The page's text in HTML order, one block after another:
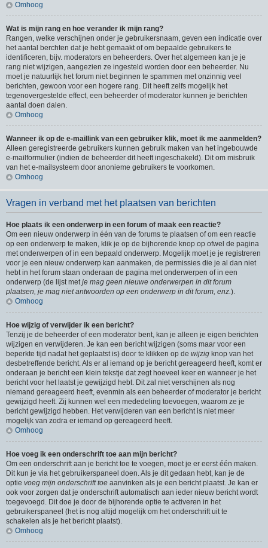
Omhoog
Wat is mijn rang en hoe verander ik mijn rang?
Rangen, welke verschijnen onder je gebruikersnaam, geven een indicatie over
het aantal berchten dat je hebt gemaakt of om bepaalde gebruikers te
identificeren, bijv. moderators en beheerders. Over het algemeen kan je je
rang niet wijzigen, aangezien ze ingesteld worden door een beheerder. Nu
moet je natuurlijk het forum niet beginnen te spammen met onzinnig veel
berichten, gewoon voor een hogere rang. Dit heeft zelfs mogelijk het
tegenovergestelde effect, een beheerder of moderator kunnen je berichten
aantal doen dalen.
Omhoog
Wanneer ik op de e-maillink van een gebruiker klik, moet ik me aanmelden?
Alleen geregistreerde gebruikers kunnen gebruik maken van het ingebouwde
e-mailformulier (indien de beheerder dit heeft ingeschakeld). Dit om misbruik
van het e-mailsysteem door anonieme gebruikers te voorkomen.
Omhoog
Vragen in verband met het plaatsen van berichten
Hoe plaats ik een onderwerp in een forum of maak een reactie?
Om een nieuw onderwerp in één van de forums te plaatsen of om een reactie
op een onderwerp te maken, klik je op de bijhorende knop op ofwel de pagina
met onderwerpen of in een bepaald onderwerp. Mogelijk moet je je registreren
voor je een nieuw onderwerp kan aanmaken, de permissies die je al dan niet
hebt in het forum staan onderaan de pagina met onderwerpen of in een
onderwerp (de lijst metje mag geen nieuwe onderwerpen in dit forum
plaatsen, je mag niet antwoorden op een onderwerp in dit forum, enz.).
Omhoog
Hoe wijzig of verwijder ik een bericht?
Tenzij je de beheerder of een moderator bent, kan je alleen je eigen berichten
wijzigen en verwijderen. Je kan een bericht wijzigen (soms maar voor een
beperkte tijd nadat het geplaatst is) door te klikken op de wijzig knop van het
desbetreffende bericht. Als er al iemand op je bericht gereageerd heeft, komt er
onderaan je bericht een klein tekstje dat zegt hoeveel keer en wanneer je het
bericht voor het laatst je gewijzigd hebt. Dit zal niet verschijnen als nog
niemand gereageerd heeft, evenmin als een beheerder of moderator je bericht
gewijzigd heeft. Zij kunnen wel een mededeling toevoegen, waarom ze je
bericht gewijzigd hebben. Het verwijderen van een bericht is niet meer
mogelijk van zodra er iemand op gereageerd heeft.
Omhoog
Hoe voeg ik een onderschrift toe aan mijn bericht?
Om een onderschrift aan je bericht toe te voegen, moet je er eerst één maken.
Dit kun je via het gebruikerspaneel doen. Als je dit gedaan hebt, kan je de
optie voeg mijn onderschrift toe aanvinken als je een bericht plaatst. Je kan er
ook voor zorgen dat je onderschrift automatisch aan ieder nieuw bericht wordt
toegevoegd. Dit doe je door de bijhorende optie te activeren in het
gebruikerspaneel (het is nog altijd mogelijk om het onderschrift uit te
schakelen als je het bericht plaatst).
Omhoog